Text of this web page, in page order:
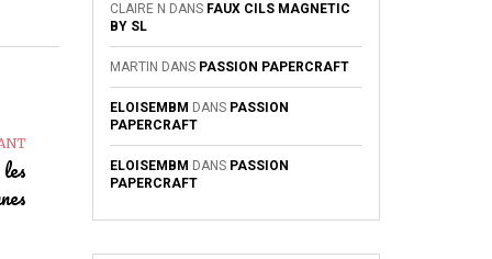
CLAIRE N DANS FAUX CILS MAGNETIC
BY SL
MARTIN DANS PASSION PAPERCRAFT
ELOISEMBM DANS PASSION
PAPERCRAFT
ELOISEMBM DANS PASSION
PAPERCRAFT